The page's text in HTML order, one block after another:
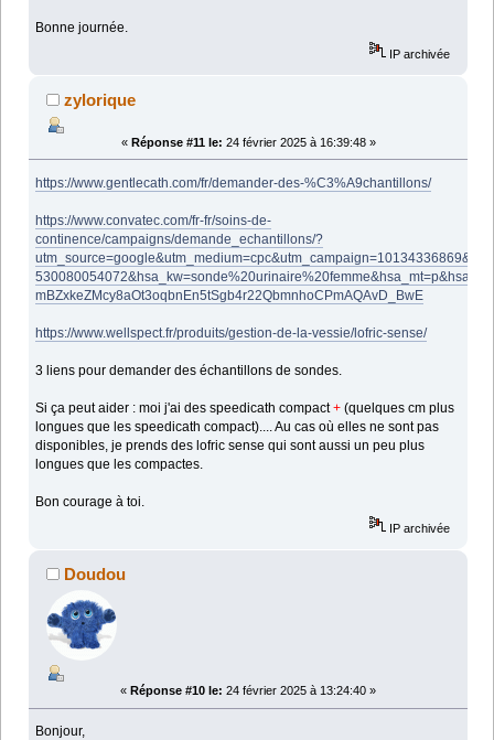
Bonne journée.
IP archivée
zylorique
« Réponse #11 le: 24 février 2025 à 16:39:48 »
https://www.gentlecath.com/fr/demander-des-%C3%A9chantillons/
https://www.convatec.com/fr-fr/soins-de-
continence/campaigns/demande_echantillons/?
mBZxkeZMcy8aOt3oqbnEn5tSgb4r22QbmnhoCPmAQAvD_BwE
https://www.wellspect.fr/produits/gestion-de-la-vessie/lofric-sense/
3 liens pour demander des échantillons de sondes.
Si ça peut aider : moi j'ai des speedicath compact+(quelques cm plus
longues que les speedicath compact).... Au cas où elles ne sont pas
disponibles, je prends des lofric sense qui sont aussi un peu plus
longues que les compactes.
Bon courage à toi.
IP archivée
Doudou
« Réponse #10 le: 24 février 2025 à 13:24:40 »
Bonjour,